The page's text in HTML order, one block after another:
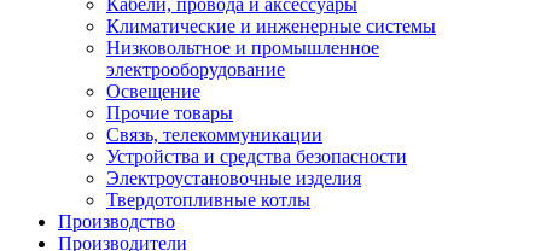
Кабели, провода и аксессуары
Климатические и инженерные системы
Низковольтное и промышленное
электрооборудование
Освещение
Прочие товары
Связь, телекоммуникации
Устройства и средства безопасности
Электроустановочные изделия
Твердотопливные котлы
Производство
Производители